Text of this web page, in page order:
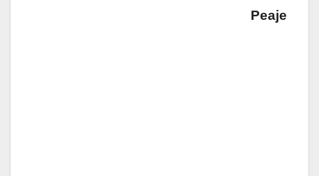
Peaje